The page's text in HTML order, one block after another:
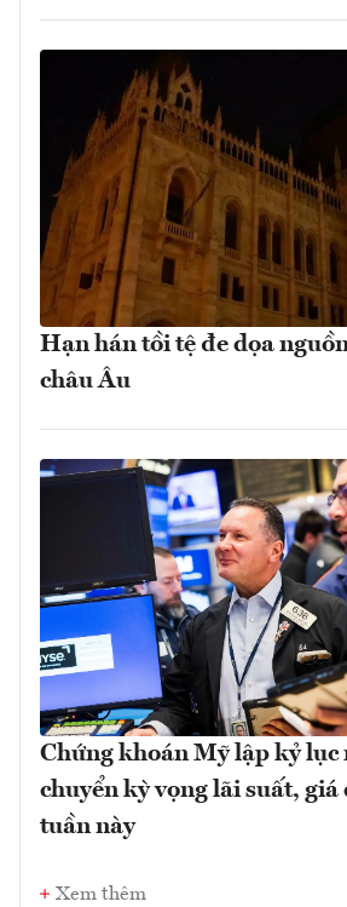
Hạn hán tồi tệ đe dọa
châu Âu
Chứng khoán Mỹ lập kỷ lục
chuyển kỳ vọng lãi suất, giá
tuần này
Xem thêm